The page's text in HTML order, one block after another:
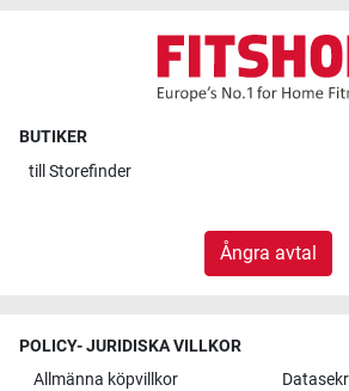
BUTIKER
till Storefinder
Ångra avtal
POLICY- JURIDISKA VILLKOR
Allmänna köpvillkor